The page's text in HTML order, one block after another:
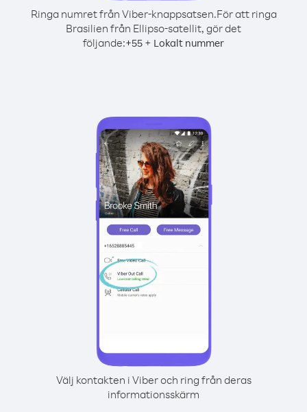
Ringa numret från Viber-knappsatsen.För att ringa
Brasilien från Ellipso-satellit, gör det
följande:+55 + Lokalt nummer
Välj kontakten i Viber och ring från deras
informationsskärm